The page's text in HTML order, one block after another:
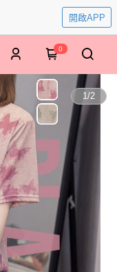
開啟APP
0
1/2